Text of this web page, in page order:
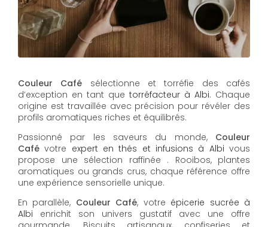
Couleur Café sélectionne et torréfie des cafés
d’exception en tant que torréfacteur à Albi. Chaque
origine est travaillée avec précision pour révéler des
profils aromatiques riches et équilibrés.
Passionné par les saveurs du monde, Couleur
Café votre expert en thés et infusions à Albi vous
propose une sélection raffinée . Rooibos, plantes
aromatiques ou grands crus, chaque référence offre
une expérience sensorielle unique.
En parallèle, Couleur Café, votre épicerie sucrée à
Albi enrichit son univers gustatif avec une offre